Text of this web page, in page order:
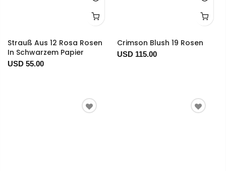
Strauß Aus 12 Rosa Rosen
In Schwarzem Papier
USD 55.00
Crimson Blush 19 Rosen
USD 115.00